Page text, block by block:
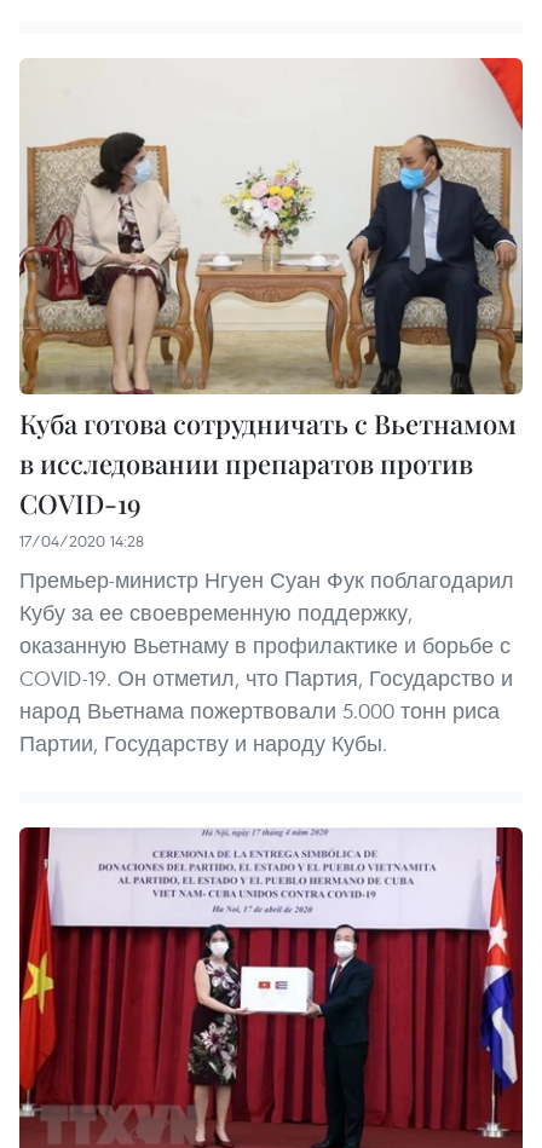
Куба готова сотрудничать с Вьетнамом
в исследовании препаратов против
COVID-19
17/04/2020 14:28
Премьер-министр Нгуен Суан Фук поблагодарил
Кубу за ее своевременную поддержку,
оказанную Вьетнаму в профилактике и борьбе с
COVID-19. Он отметил, что Партия, Государство и
народ Вьетнама пожертвовали 5.000 тонн риса
Партии, Государству и народу Кубы.